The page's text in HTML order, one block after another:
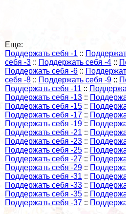
Еще:
Поддержать себя -1 ::
себя -3 :: Поддержать себя -4 ::
Поддержать себя -6 ::
себя -8 :: Поддержать себя -9 ::
Поддержать себя -11 ::
Поддержать себя -13 ::
Поддержать себя -15 ::
Поддержать себя -17 ::
Поддержать себя -19 ::
Поддержать себя -21 ::
Поддержать себя -23 ::
Поддержать себя -25 ::
Поддержать себя -27 ::
Поддержать себя -29 ::
Поддержать себя -31 ::
Поддержать себя -33 ::
Поддержать себя -35 ::
Поддержать себя -37 ::